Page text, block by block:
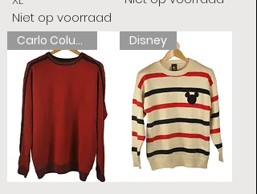
Niet op voorraad
Carlo Colucci Disney